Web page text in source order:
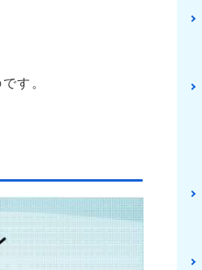
す。